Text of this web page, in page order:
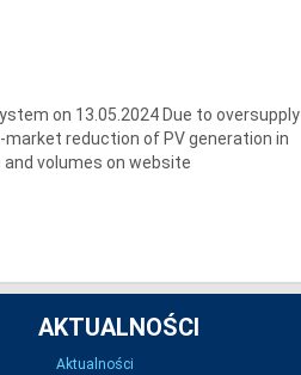
on 13.05.2024 Due to oversupply
reduction of PV generation in
and volumes on website
AKTUALNOŚCI
Aktualności